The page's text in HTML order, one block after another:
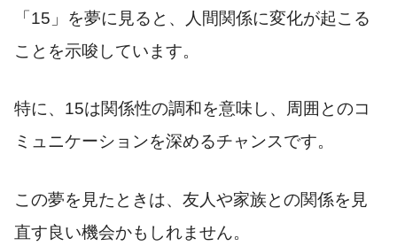
「15」を夢に見ると、人間関係に変化が起こる
ことを示唆しています。
特に、15は関係性の調和を意味し、周囲とのコ
ミュニケーションを深めるチャンスです。
この夢を見たときは、友人や家族との関係を見
直す良い機会かもしれません。